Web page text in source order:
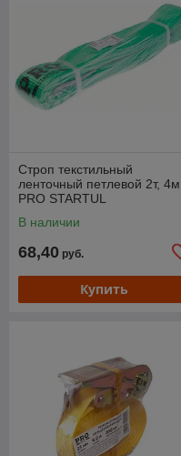
Строп текстильный
ленточный петлевой 2т, 4м
PRO STARTUL
В наличии
68,40 руб.
Купить